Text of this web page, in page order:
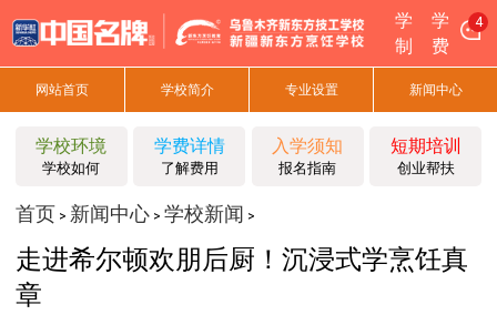
学
制
学
费
4
网站首页 学校简介 专业设置 新闻中心
学校环境
学校如何
学费详情
了解费用
入学须知
报名指南
短期培训
创业帮扶
首页 > 新闻中心> 学校新闻 >
走进希尔顿欢朋后厨！沉浸式学烹饪真
章